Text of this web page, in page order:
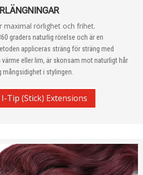
maximal rörlighet och frihet.
graders naturlig rörelse och är en
appliceras sträng för sträng med
värme eller lim, är skonsam mot naturligt hår
i stylingen.
Tip (Stick) Extensions